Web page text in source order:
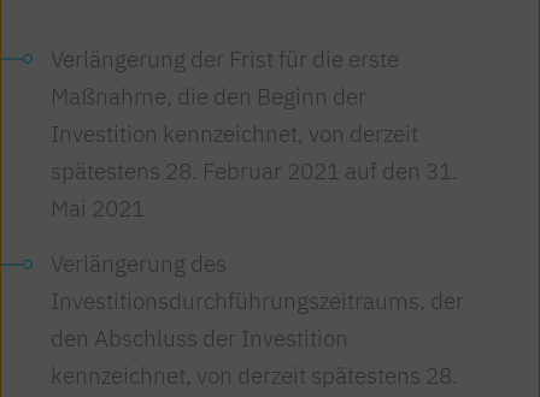
Verlängerung der Frist für die erste
Maßnahme, die den Beginn der
Investition kennzeichnet, von derzeit
spätestens 28. Februar 2021 auf den 31.
Mai 2021
Verlängerung des
Investitionsdurchführungszeitraums, der
den Abschluss der Investition
kennzeichnet, von derzeit spätestens 28.